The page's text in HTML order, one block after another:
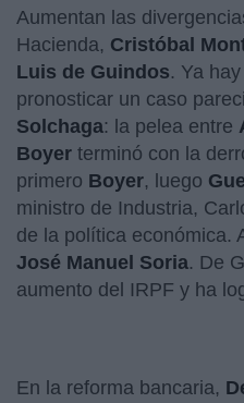
Aumentan las
Hacienda, Cristóbal
Luis de Guindos. Ya
pronosticar un caso
Solchaga: la pelea entre
Boyer terminó con la
primero Boyer, luego
ministro de Industria,
de la política económica.
José Manuel Soria. De
aumento del IRPF y ha
En la reforma bancaria,